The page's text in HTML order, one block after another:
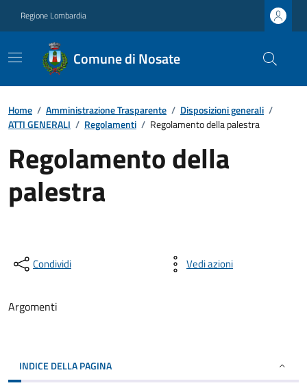
Regione Lombardia
Comune di Nosate
Home / Amministrazione Trasparente / Disposizioni generali /
ATTI GENERALI / Regolamenti / Regolamento della palestra
Regolamento della
palestra
Condividi Vedi azioni
Argomenti
INDICE DELLA PAGINA